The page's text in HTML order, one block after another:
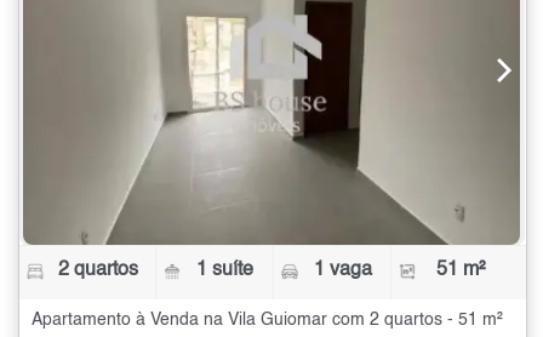
2 quartos 1 suíte 1 vaga 51 m²
Apartamento à Venda na Vila Guiomar com 2 quartos - 51 m²